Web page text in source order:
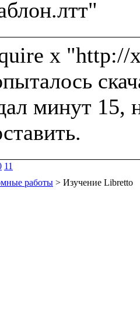
x "http://
минут 15,
11
работы > Изучение Libretto